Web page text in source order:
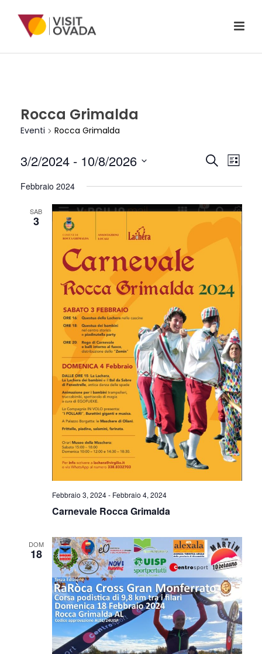
Rocca Grimalda
Eventi Rocca Grimalda
E
V
E
N
T
R
I
C
E
R
C
A
E
V
T
E
N
A
V
CercaE
N
O
I
T
E
N
A
V
I
G
A
Z
I
E
Lista
3/2/2024 - 10/8/2026
la
Febbraio 2024
SAB
3
Febbraio 3, 2024- Febbraio 4, 2024
Carnevale Rocca Grimalda
DOM
18